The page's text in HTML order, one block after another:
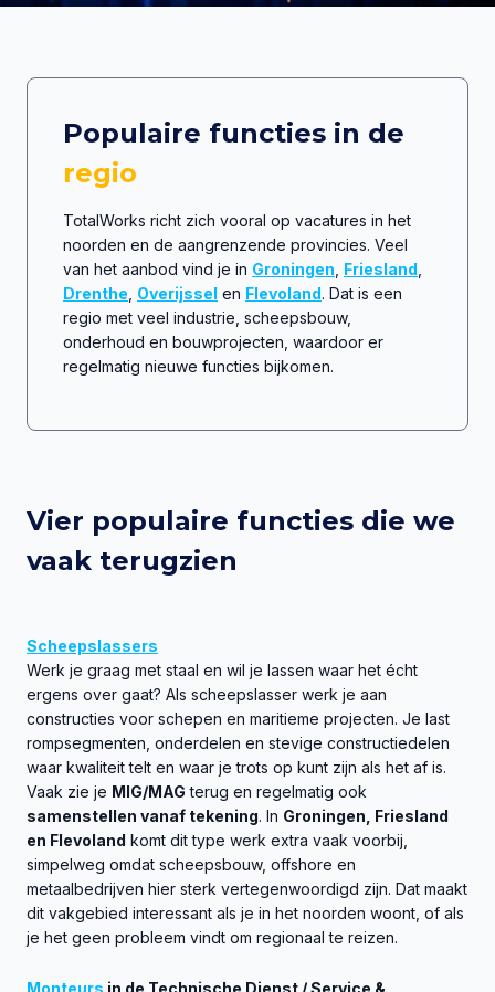
Populaire functies in de
regio
TotalWorks richt zich vooral op vacatures in het
noorden en de aangrenzende provincies. Veel
van het aanbod vind je in Groningen Friesland
Drenthe Overijssel en Flevoland. Dat is een
regio met veel industrie, scheepsbouw,
onderhoud en bouwprojecten, waardoor er
regelmatig nieuwe functies bijkomen.
Vier populaire functies die we
vaak terugzien
Scheepslassers
Werk je graag met staal en wil je lassen waar het écht
ergens over gaat? Als scheepslasser werk je aan
constructies voor schepen en maritieme projecten. Je last
rompsegmenten, onderdelen en stevige constructiedelen
waar kwaliteit telt en waar je trots op kunt zijn als het af is.
Vaak zie je MIG/MAG terug en regelmatig ook
samenstellen vanaf tekening. In Groningen, Friesland
en Flevoland komt dit type werk extra vaak voorbij,
simpelweg omdat scheepsbouw, offshore en
metaalbedrijven hier sterk vertegenwoordigd zijn. Dat maakt
dit vakgebied interessant als je in het noorden woont, of als
je het geen probleem vindt om regionaal te reizen.
Monteurs in de Technische Dienst / Service &